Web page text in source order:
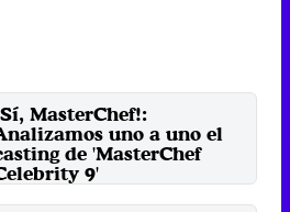
MasterChef!:
uno a uno el
de 'MasterChef
9'